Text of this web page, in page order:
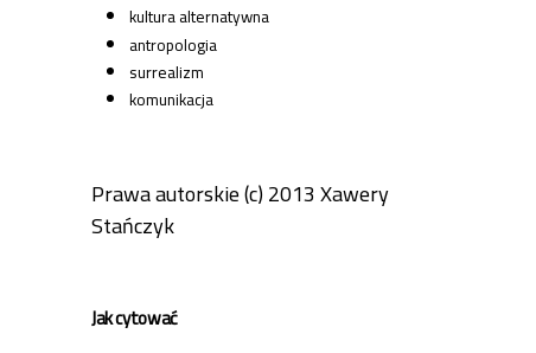
kultura alternatywna
antropologia
surrealizm
komunikacja
Prawa autorskie (c) 2013 Xawery
Stańczyk
Jak cytować